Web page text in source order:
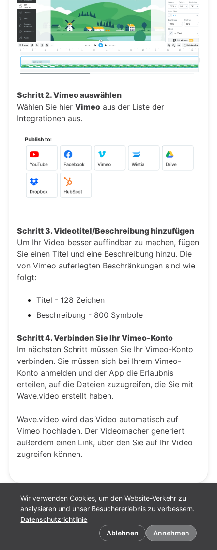
Wir verwenden Cookies, um den Website-Verkehr zu
analysieren und unser Besuchererlebnis zu verbessern.
Datenschutzrichtlinie
Ablehnen
Annehmen
Schritt 2. Vimeo auswählen
Wählen Sie hier Vimeo aus der Liste der
Integrationen aus.
Schritt 3. Videotitel/Beschreibung hinzufügen
Um Ihr Video besser auffindbar zu machen, fügen
Sie einen Titel und eine Beschreibung hinzu. Die
von Vimeo auferlegten Beschränkungen sind wie
folgt:
Titel - 128 Zeichen
Beschreibung - 800 Symbole
Schritt 4. Verbinden Sie Ihr Vimeo-Konto
Im nächsten Schritt müssen Sie Ihr Vimeo-Konto
verbinden. Sie müssen sich bei Ihrem Vimeo-
Konto anmelden und der App die Erlaubnis
erteilen, auf die Dateien zuzugreifen, die Sie mit
Wave.video erstellt haben.
Wave.video wird das Video automatisch auf
Vimeo hochladen. Der Videomacher generiert
außerdem einen Link, über den Sie auf Ihr Video
zugreifen können.
Cookie-Einstellungen